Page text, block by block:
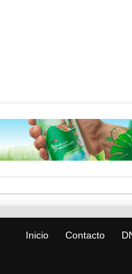
Inicio Contacto